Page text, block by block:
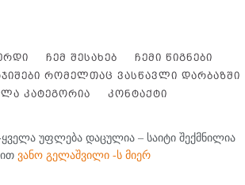
ᲩᲔᲛ ᲨᲔᲡᲐᲮᲔᲑ
ᲩᲔᲛᲘ ᲬᲘᲒᲜᲔᲑᲘ
ᲠᲝᲛᲔᲚᲗᲐᲪ ᲕᲐᲡᲬᲐᲕᲚᲘ ᲓᲐᲠᲑᲐᲖᲨᲘ
ᲙᲐᲢᲔᲒᲝᲠᲘᲐ
ᲙᲝᲜᲢᲐᲥᲢᲘ
უფლება დაცულია – საიტი შექმნილია
ვანო გელაშვილი -ს მიერ